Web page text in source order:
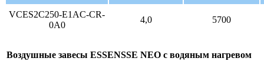
VCES2C250-E1AC-CR-
0A0
4,0 5700
Воздушные завесы ESSENSSE NEO с водяным нагревом